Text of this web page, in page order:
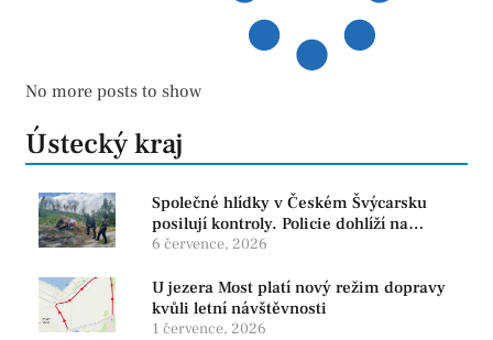
No more posts to show
Ústecký kraj
Společné hlídky v Českém Švýcarsku
posilují kontroly. Policie dohlíží na
bezpečnost i ochranu přírody
6 července, 2026
U jezera Most platí nový režim dopravy
kvůli letní návštěvnosti
1 července, 2026